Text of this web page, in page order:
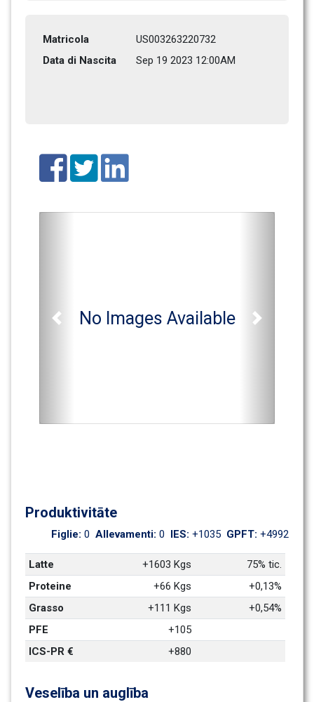
Matricola
US003263220732
Data di Nascita
Sep 19 2023 12:00AM
No Images Available
Previous Next
Produktivitāte
Figlie: 0 Allevamenti: 0 IES: +1035 GPFT: +4992
Latte +1603 Kgs
75% tic.
Proteine
+66 Kgs
+0,13%
Grasso
+111 Kgs
+0,54%
PFE
+105
ICS-PR €
+880
Veselība un auglība